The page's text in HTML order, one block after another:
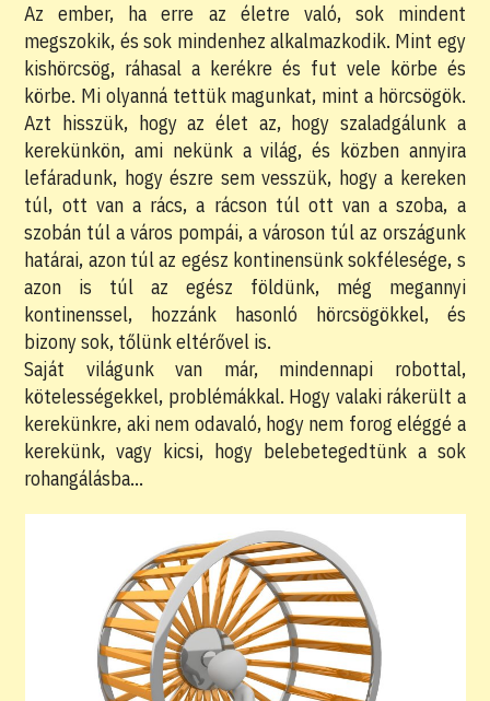
Az ember, ha erre az életre való, sok mindent
megszokik, és sok mindenhez alkalmazkodik. Mint egy
kishörcsög, ráhasal a kerékre és fut vele körbe és
körbe. Mi olyanná tettük magunkat, mint a hörcsögök.
Azt hisszük, hogy az élet az, hogy szaladgálunk a
kerekünkön, ami nekünk a világ, és közben annyira
lefáradunk, hogy észre sem vesszük, hogy a kereken
túl, ott van a rács, a rácson túl ott van a szoba, a
szobán túl a város pompái, a városon túl az országunk
határai, azon túl az egész kontinensünk sokfélesége, s
azon is túl az egész földünk, még megannyi
kontinenssel, hozzánk hasonló hörcsögökkel, és
bizony sok, tőlünk eltérővel is.
Saját világunk van már, mindennapi robottal,
kötelességekkel, problémákkal. Hogy valaki rákerült a
kerekünkre, aki nem odavaló, hogy nem forog eléggé a
kerekünk, vagy kicsi, hogy belebetegedtünk a sok
rohangálásba…